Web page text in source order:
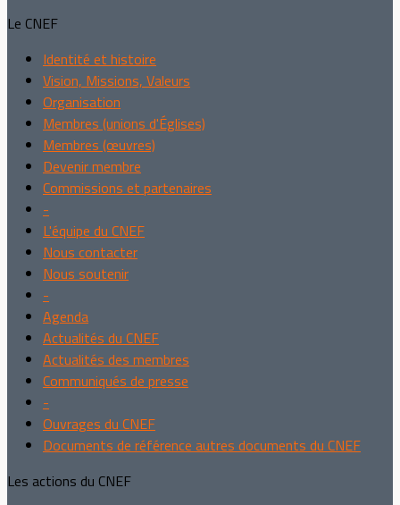
Le CNEF
Identité et histoire
Vision, Missions, Valeurs
Organisation
Membres (unions d'Églises)
Membres (œuvres)
Devenir membre
Commissions et partenaires
-
L'équipe du CNEF
Nous contacter
Nous soutenir
-
Agenda
Actualités du CNEF
Actualités des membres
Communiqués de presse
-
Ouvrages du CNEF
Documents de référence autres documents du CNEF
Les actions du CNEF